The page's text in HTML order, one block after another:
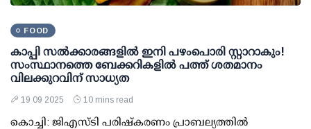
FOOD
കാപ്പി സല്‍ക്കാരങ്ങളില്‍ ഇനി പഴംപൊരി സ്റ്റാറാകും!
സംസ്ഥാനത്തെ ബേക്കറികളില്‍ പത്ത് ശതമാനം
വിലക്കുറവിന് സാധ്യത
19 09 2025 10 mins read
കൊച്ചി: ജിഎസ്ടി പരിഷ്‌കരണം പ്രാബല്യത്തില്‍